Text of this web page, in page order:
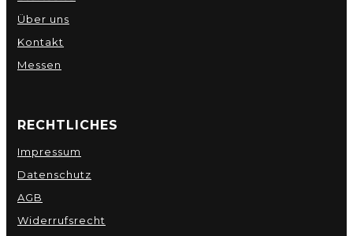
Über uns
Kontakt
Messen
RECHTLICHES
Impressum
Datenschutz
AGB
Widerrufsrecht